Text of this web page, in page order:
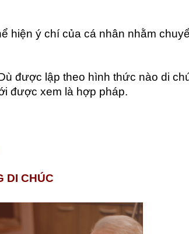
hiện ý chí của cá nhân nhằm
được lập theo hình thức nào di
được xem là hợp pháp.
DI CHÚC